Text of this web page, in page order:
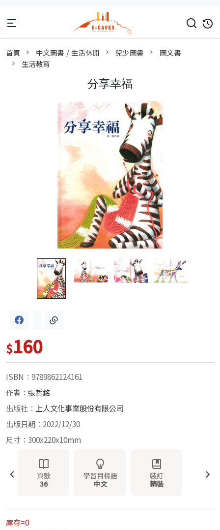
首頁 中文圖書 / 生活休閒 兒少圖書
圖文書
生活教育
分享幸福
$160
ISBN：9789862124161
作者： 張哲銘
出版社： 上人文化事業股份有限公司
出版日期：2022/12/30
尺寸：300x220x10mm
頁數
36
學習目標語
中文
裝訂
精裝
庫存=0